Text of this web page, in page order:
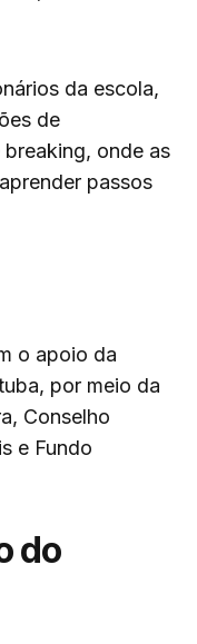
da escola,
de
onde as
passos
o apoio da
por meio da
Conselho
e Fundo
do